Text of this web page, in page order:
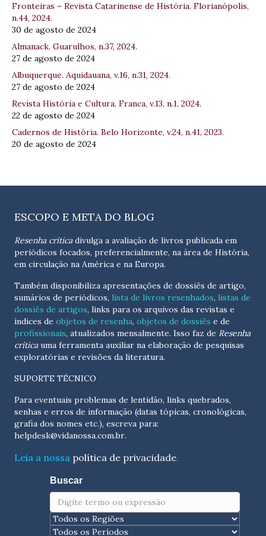
Fronteiras – Revista Catarinense de História. Florianópolis,
n.44, 2024.
30 de agosto de 2024
Almanack. Guarulhos, n.37, 2024.
27 de agosto de 2024
Albuquerque. Aquidauana, v.16, n.31, 2024.
27 de agosto de 2024
Revista História e Cultura. Franca, v.13, n.1, 2024.
22 de agosto de 2024
Cadernos de História. Belo Horizonte, v.24, n.41, 2023.
20 de agosto de 2024
ESCOPO E META DO BLOG
Resenha críticadivulga a avaliação de livros publicada em
periódicos focados, preferencialmente, na área de História,
em circulação na América e na Europa.
Também disponibiliza apresentações de dossiês de artigo,
sumários de periódicos, lista de livros resenhados, listas de
dossiês de artigos, links para os arquivos das revistas e
índices de objetos de resenha, objetos de dossiês e de
profissionais, atualizados mensalmente. Isso faz de Resenha
críticauma ferramenta auxiliar na elaboração de pesquisas
exploratórias e revisões da literatura.
SUPORTE TÉCNICO
Para eventuais problemas de lentidão, links quebrados,
senhas e erros de informação (datas tópicas, cronológicas,
helpdesk@vidanossa.com.br.
Leia a nossa política de privacidade.
Buscar